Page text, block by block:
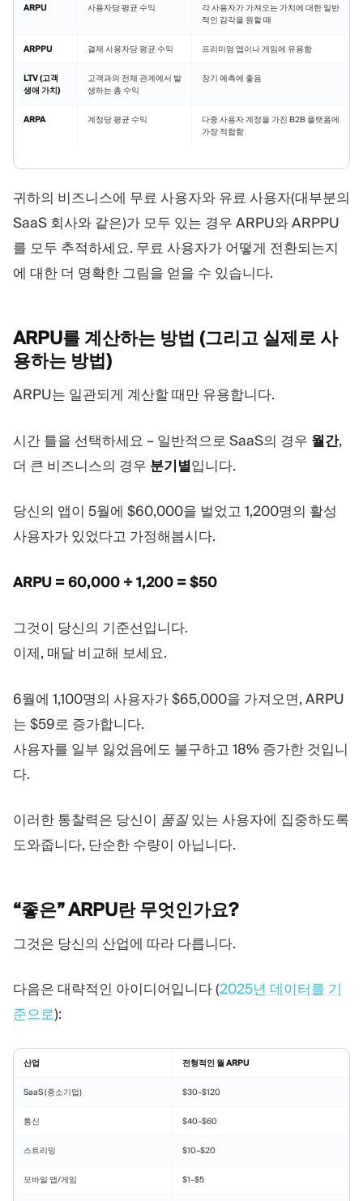
ARPU 사용자당 평균 수익
각 사용자가 가져오는 가치에 대한 일반
적인 감각을 원할 때
ARPPU 결제 사용자당 평균 수익 프리미엄 앱이나 게임에 유용함
LTV (고객
생애 가치)
고객과의 전체 관계에서 발
생하는 총 수익
장기 예측에 좋음
ARPA 계정당 평균 수익
다중 사용자 계정을 가진 B2B 플랫폼에
가장 적합함
귀하의 비즈니스에 무료 사용자와 유료 사용자(대부분의
SaaS 회사와 같은)가 모두 있는 경우 ARPU와 ARPPU
를 모두 추적하세요. 무료 사용자가 어떻게 전환되는지
에 대한 더 명확한 그림을 얻을 수 있습니다.
ARPU를 계산하는 방법 (그리고 실제로 사
용하는 방법)
ARPU는 일관되게 계산할 때만 유용합니다.
시간 틀을 선택하세요 – 일반적으로 SaaS의 경우 월간,
더 큰 비즈니스의 경우 분기별입니다.
당신의 앱이 5월에 $60,000을 벌었고 1,200명의 활성
사용자가 있었다고 가정해봅시다.
ARPU = 60,000 ÷ 1,200 = $50
그것이 당신의 기준선입니다.
이제, 매달 비교해 보세요.
6월에 1,100명의 사용자가 $65,000을 가져오면, ARPU
는 $59로 증가합니다.
사용자를 일부 잃었음에도 불구하고 18% 증가한 것입니
다.
이러한 통찰력은 당신이 품질있는 사용자에 집중하도록
도와줍니다, 단순한 수량이 아닙니다.
“좋은” ARPU란무엇인가요?
그것은 당신의 산업에 따라 다릅니다.
다음은 대략적인 아이디어입니다 (2025년 데이터를 기
준으로):
산업 전형적인 월 ARPU
SaaS (중소기업) $30–$120
통신 $40–$60
스트리밍 $10–$20
모바일 앱/게임 $1–$5